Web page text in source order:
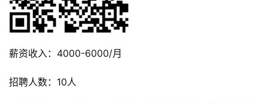
薪资收入：4000-6000/月
招聘人数：10人